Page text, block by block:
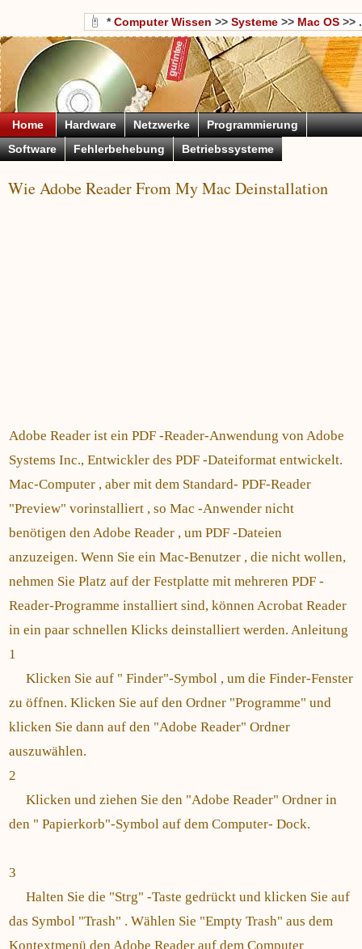
*Computer Wissen >> Systeme >> Mac OS >> .
Home Hardware Netzwerke
Programmierung
Software
Fehlerbehebung Betriebssysteme
Wie Adobe Reader From My Mac Deinstallation
Adobe Reader ist ein PDF -Reader-Anwendung von Adobe
Systems Inc., Entwickler des PDF -Dateiformat entwickelt.
Mac-Computer , aber mit dem Standard- PDF-Reader
"Preview" vorinstalliert , so Mac -Anwender nicht
benötigen den Adobe Reader , um PDF -Dateien
anzuzeigen. Wenn Sie ein Mac-Benutzer , die nicht wollen,
nehmen Sie Platz auf der Festplatte mit mehreren PDF -
Reader-Programme installiert sind, können Acrobat Reader
in ein paar schnellen Klicks deinstalliert werden. Anleitung
1
Klicken Sie auf " Finder"-Symbol , um die Finder-Fenster
zu öffnen. Klicken Sie auf den Ordner "Programme" und
klicken Sie dann auf den "Adobe Reader" Ordner
auszuwählen.
2
Klicken und ziehen Sie den "Adobe Reader" Ordner in
den " Papierkorb"-Symbol auf dem Computer- Dock.
3
Halten Sie die "Strg" -Taste gedrückt und klicken Sie auf
das Symbol "Trash" . Wählen Sie "Empty Trash" aus dem
Kontextmenü den Adobe Reader auf dem Computer